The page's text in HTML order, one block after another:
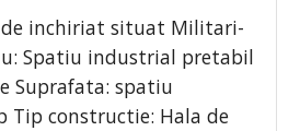
inchiriat situat Militari-
Spatiu industrial pretabil
Suprafata: spatiu
Tip constructie: Hala de